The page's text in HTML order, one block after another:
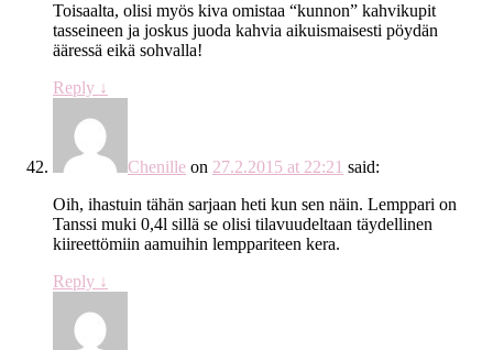
Toisaalta, olisi myös kiva omistaa “kunnon” kahvikupit
tasseineen ja joskus juoda kahvia aikuismaisesti pöydän
ääressä eikä sohvalla!
Reply ↓
Chenille on 27.2.2015 at 22:21 said:
Oih, ihastuin tähän sarjaan heti kun sen näin. Lemppari on
Tanssi muki 0,4l sillä se olisi tilavuudeltaan täydellinen
kiireettömiin aamuihin lemppariteen kera.
Reply ↓